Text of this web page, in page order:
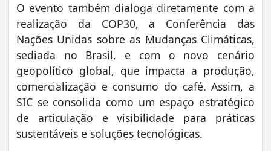
O evento também dialoga diretamente com a
realização da COP30, a Conferência das
Nações Unidas sobre as Mudanças Climáticas,
sediada no Brasil, e com o novo cenário
geopolítico global, que impacta a produção,
comercialização e consumo do café. Assim, a
SIC se consolida como um espaço estratégico
de articulação e visibilidade para práticas
sustentáveis e soluções tecnológicas.